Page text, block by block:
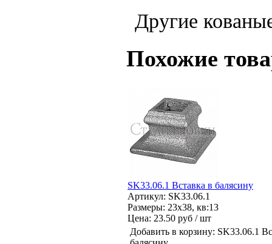
Другие
Похожие
SK33.06.1 Вставка в балясину
Артикул: SK33.06.1
Размеры: 23x38, кв:13
Цена: 23.50 руб / шт
Добавить в корзину: SK33.06.1